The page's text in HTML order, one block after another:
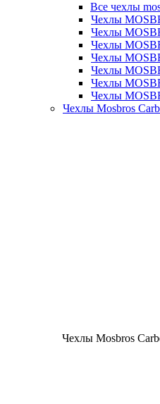
Все чехлы
Чехлы
Чехлы
Чехлы
Чехлы
Чехлы
Чехлы
Чехлы
Чехлы Mosbros
Чехлы Mosbros